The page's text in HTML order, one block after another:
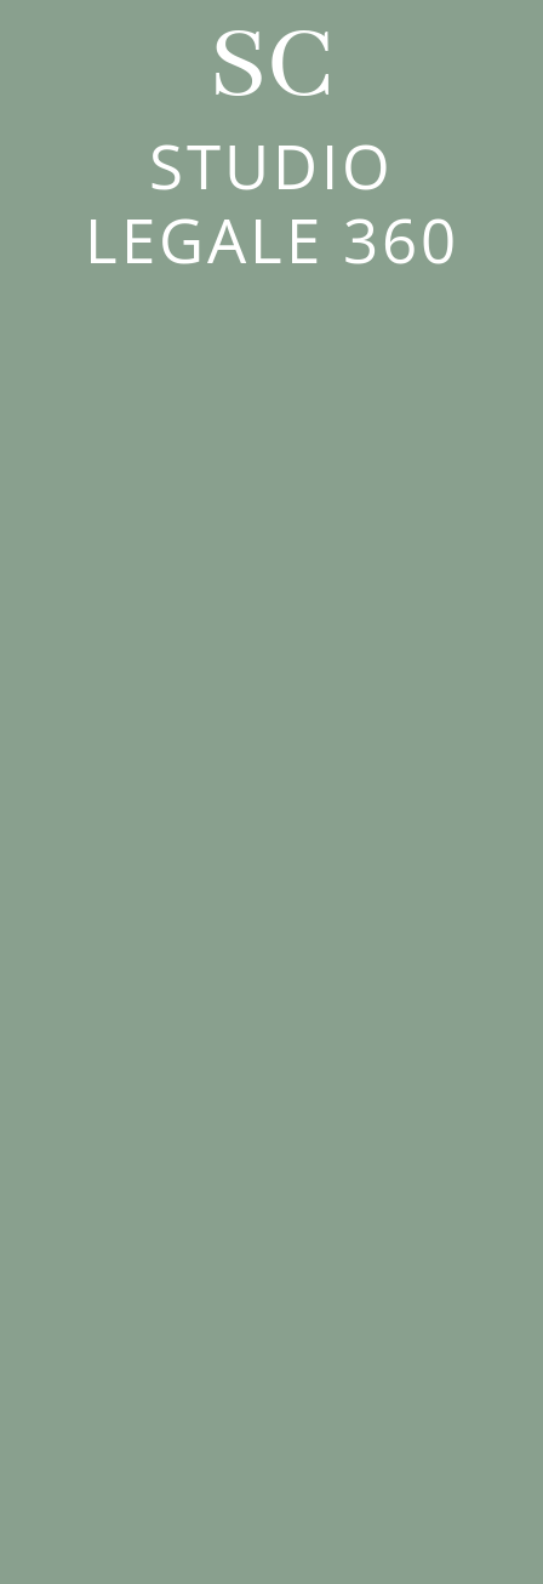
SC
STUDIO
LEGALE 360